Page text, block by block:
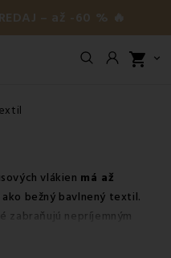
– až -60 % 🔥
shopping_cart 
vlákien má až
bežný bavlnený textil.
zabraňujú nepríjemným
baktérií,